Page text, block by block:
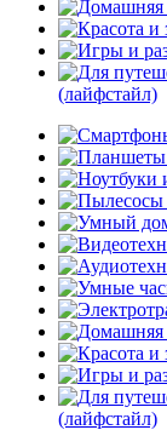
(лайфстайл)
(лайфстайл)